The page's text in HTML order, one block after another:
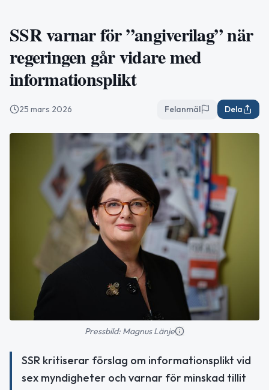
SSR varnar för ”angiverilag” när
regeringen går vidare med
informationsplikt
25 mars 2026 Felanmäl Dela
Pressbild: Magnus Länje
SSR kritiserar förslag om informationsplikt vid
sex myndigheter och varnar för minskad tillit